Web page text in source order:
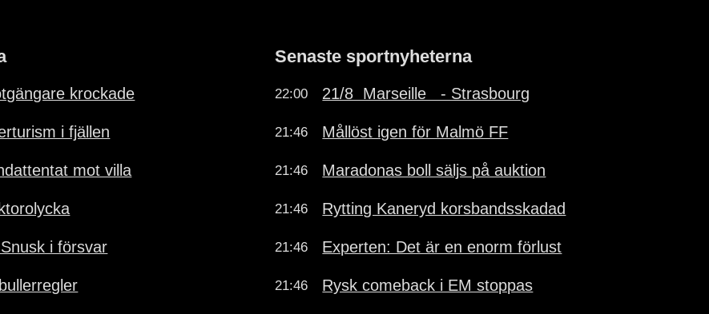
krockade
i fjällen
mot villa
i försvar
Senaste sportnyheterna
22:00 21/8  Marseille   - Strasbourg
21:46 Mållöst igen för Malmö FF
21:46 Maradonas boll säljs på auktion
21:46 Rytting Kaneryd korsbandsskadad
21:46 Experten: Det är en enorm förlust
21:46 Rysk comeback i EM stoppas